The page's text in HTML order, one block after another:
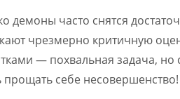
демоны часто снятся
чрезмерно критичную
— похвальная задача,
прощать себе несовершенство!